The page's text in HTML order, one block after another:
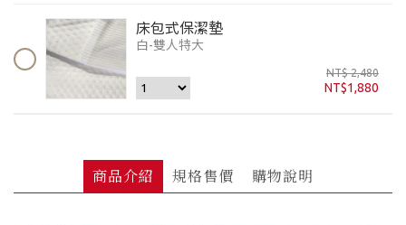
床包式保潔墊
白-雙人特大
NT$1,880
NT$ 2,480
商品介紹 規格售價 購物說明